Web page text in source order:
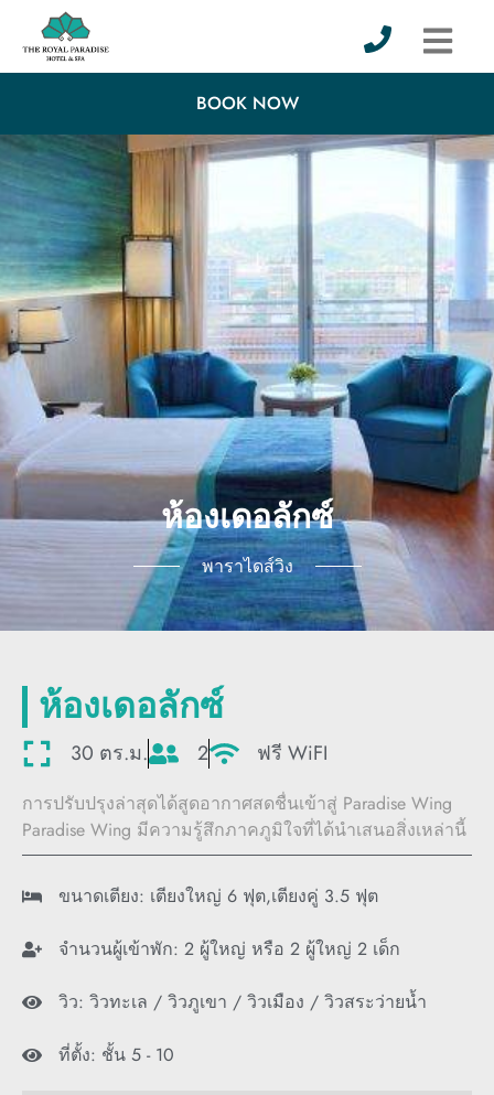
BOOK NOW
ห้องเดอลักซ์
พาราไดส์วิง
ห้องเดอลักซ์
30 ตร.ม. 2 ฟรี WiFI
การปรับปรุงล่าสุดได้สูดอากาศสดชื่นเข้าสู่ Paradise Wing
Paradise Wing มีความรู้สึกภาคภูมิใจที่ได้นำเสนอสิ่งเหล่านี้
ขนาดเตียง: เตียงใหญ่ 6 ฟุต,เตียงคู่ 3.5 ฟุต
จำนวนผู้เข้าพัก: 2 ผู้ใหญ่ หรือ 2 ผู้ใหญ่ 2 เด็ก
วิว: วิวทะเล / วิวภูเขา / วิวเมือง / วิวสระว่ายน้ำ
ที่ตั้ง: ชั้น 5 - 10